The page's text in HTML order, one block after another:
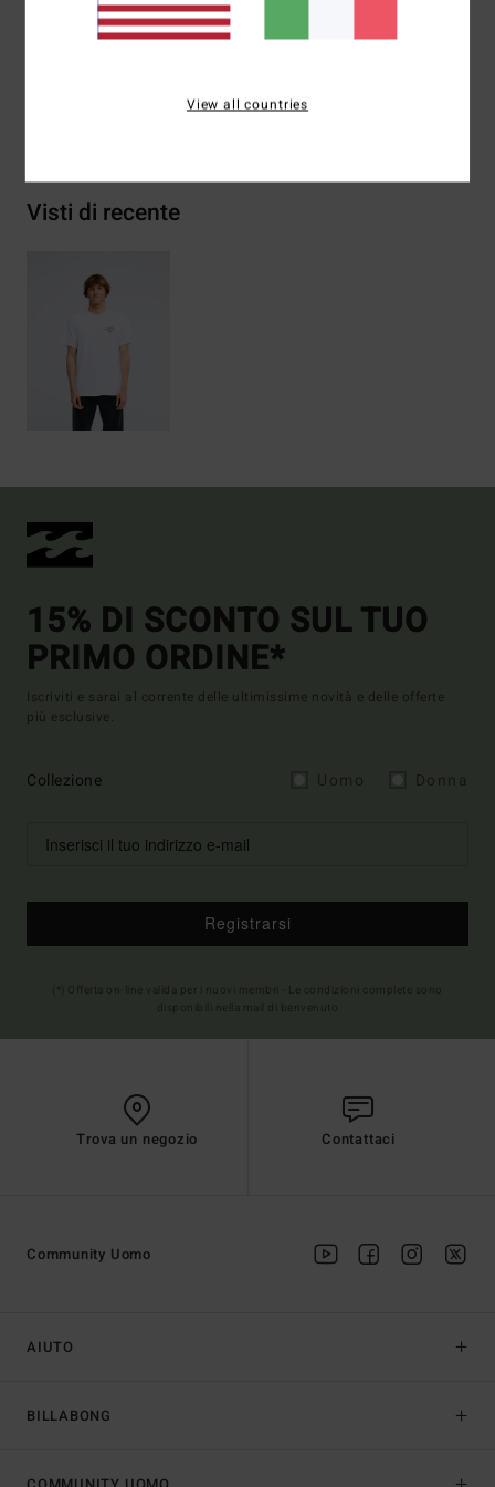
Composizione[Tessuto principale] 70% cotone, 30%
cotone riciclato
Visti di recente
15% DI SCONTO SUL TUO
PRIMO ORDINE*
Iscriviti e sarai al corrente delle ultimissime novità e delle offerte
più esclusive.
Collezione
Registrarsi
Trova un negozio Contattaci
AIUTO
BILLABONG
Community Uomo
View all countries